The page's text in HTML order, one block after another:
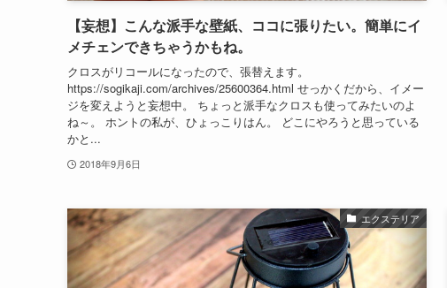
【妄想】こんな派手な壁紙、ココに張りたい。簡単にイ
メチェンできちゃうかもね。
クロスがリコールになったので、張替えます。
https://sogikaji.com/archives/25600364.html せっかくだから、イメー
ジを変えようと妄想中。 ちょっと派手なクロスも使ってみたいのよ
ね～。 ホントの私が、ひょっこりはん。 どこにやろうと思っている
かと...
2018年9月6日
エクステリア